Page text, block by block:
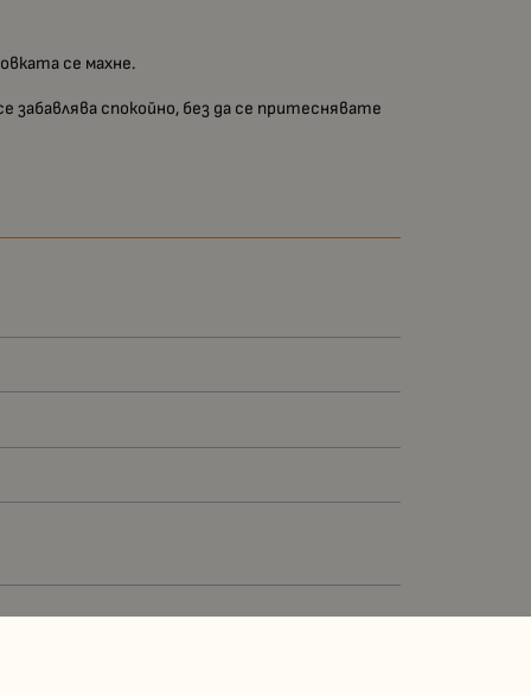
се махне.
спокойно, без да се притеснявате